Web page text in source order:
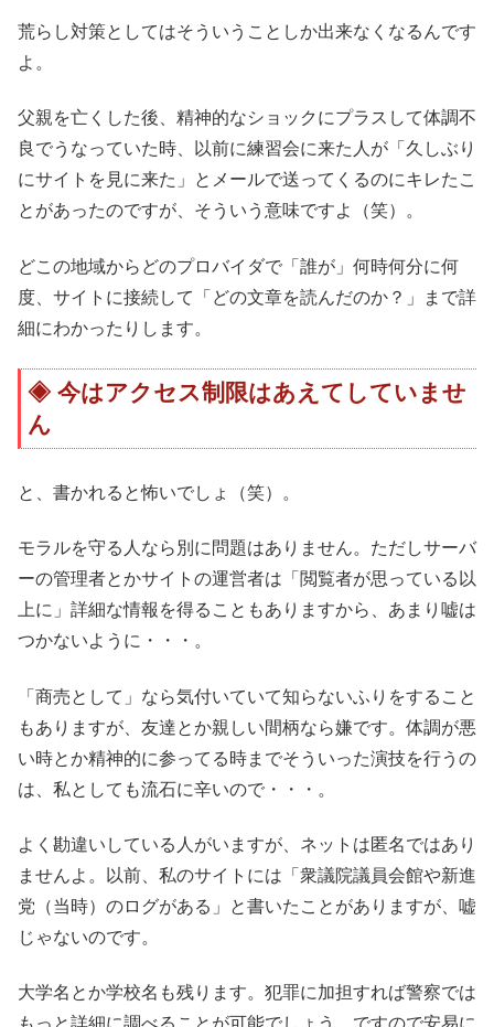
荒らし対策としてはそういうことしか出来なくなるんです
よ。
父親を亡くした後、精神的なショックにプラスして体調不
良でうなっていた時、以前に練習会に来た人が「久しぶり
にサイトを見に来た」とメールで送ってくるのにキレたこ
とがあったのですが、そういう意味ですよ（笑）。
どこの地域からどのプロバイダで「誰が」何時何分に何
度、サイトに接続して「どの文章を読んだのか？」まで詳
細にわかったりします。
今はアクセス制限はあえてしていませ
ん
と、書かれると怖いでしょ（笑）。
モラルを守る人なら別に問題はありません。ただしサーバ
ーの管理者とかサイトの運営者は「閲覧者が思っている以
上に」詳細な情報を得ることもありますから、あまり嘘は
つかないように・・・。
「商売として」なら気付いていて知らないふりをすること
もありますが、友達とか親しい間柄なら嫌です。体調が悪
い時とか精神的に参ってる時までそういった演技を行うの
は、私としても流石に辛いので・・・。
よく勘違いしている人がいますが、ネットは匿名ではあり
ませんよ。以前、私のサイトには「衆議院議員会館や新進
党（当時）のログがある」と書いたことがありますが、嘘
じゃないのです。
大学名とか学校名も残ります。犯罪に加担すれば警察では